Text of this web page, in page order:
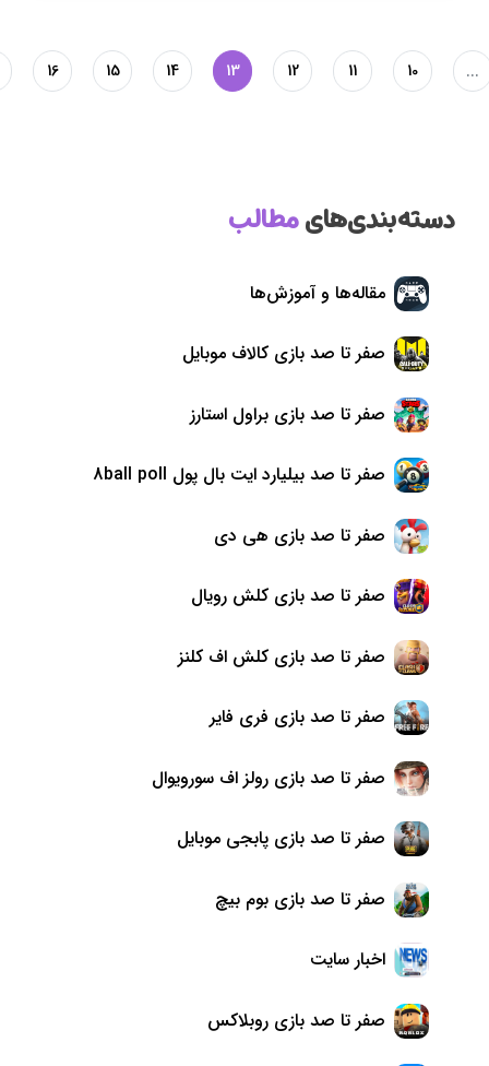
...
10
11
12
13
14
15
16
دسته‌بندی‌هایمطالب
مقاله‌ها و آموزش‌ها
صفر تا صد بازی کالاف موبایل
صفر تا صد بازی براول استارز
صفر تا صد بیلیارد ایت بال پول 8ball poll
صفر تا صد بازی هی دی
صفر تا صد بازی کلش رویال
صفر تا صد بازی کلش اف کلنز
صفر تا صد بازی فری فایر
صفر تا صد بازی رولز اف سورویوال
صفر تا صد بازی پابجی موبایل
صفر تا صد بازی بوم بیچ
اخبار سایت
صفر تا صد بازی روبلاکس